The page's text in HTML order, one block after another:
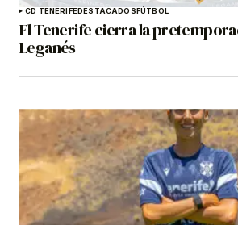
CD TENERIFEDESTACADOSFÚTBOL
El Tenerife cierra la
Leganés